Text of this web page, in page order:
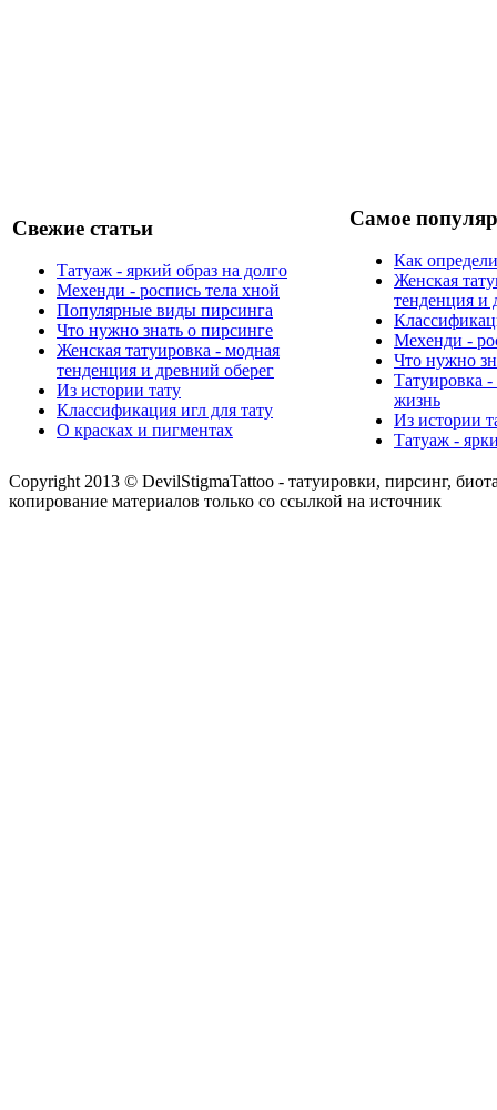
Свежие статьи
Татуаж - яркий образ на долго
Мехенди - роспись тела хной
Популярные виды пирсинга
Что нужно знать о пирсинге
Женская татуировка - модная
тенденция и древний оберег
Из истории тату
Классификация игл для тату
О красках и пигментах
Самое
Как
Женская
тенденция и
Мехенди -
Что нужно
Татуировка
жизнь
Из истории
Татуаж -
Copyright 2013 © DevilStigmaTattoo - татуировки, пирсинг,
копирование материалов только со ссылкой на источник